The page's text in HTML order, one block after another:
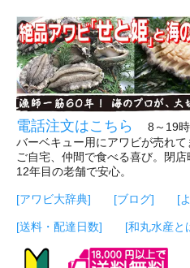
電話注文はこちら
8～19時
バーベキュー用にアワビが売れて
ご自宅、仲間で食べる喜び。閉
12年目の老舗で安心。
[アワビ大辞典] [ブログ] [
[送料・配達日数] [和丸水産と